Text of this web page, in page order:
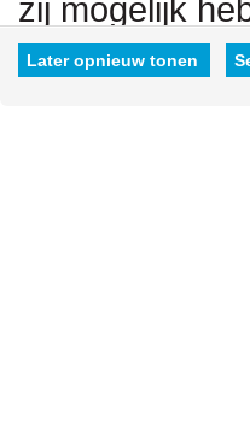
zij mogelijk
hen hebt
Later opnieuw tonen